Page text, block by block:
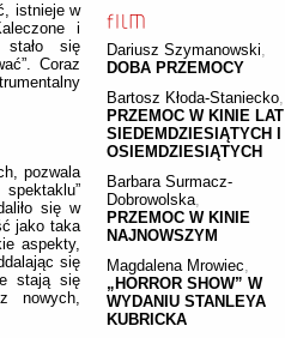
Dariusz Szymanowski
DOBA PRZEMOCY
Bartosz Kłoda-Staniecko
PRZEMOC W KINIE LAT
SIEDEMDZIESIĄTYCH I
OSIEMDZIESIĄTYCH
Barbara Surmacz-
Dobrowolska
PRZEMOC W KINIE
NAJNOWSZYM
Magdalena Mrowiec
„HORROR SHOW” W
WYDANIU STANLEYA
KUBRICKA
istnieje w
i
stało się
Coraz
pozwala
się w
jako taka
aspekty,
się
stają się
nowych,